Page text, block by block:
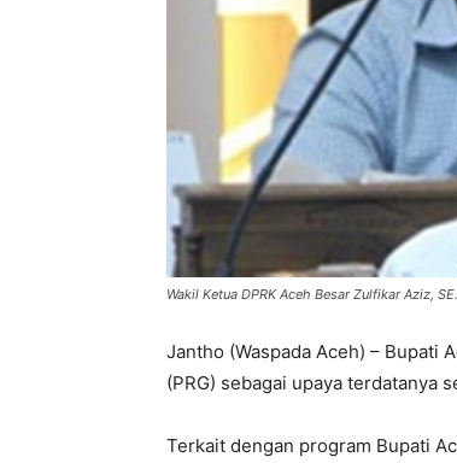
Wakil Ketua DPRK Aceh Besar Zulfikar Aziz,
Jantho (Waspada Aceh) – Bupati
(PRG) sebagai upaya terdatanya
Terkait dengan program Bupati